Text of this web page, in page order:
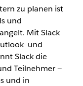
zu planen ist
und
Mit Slack
und
Slack die
Teilnehmer —
und in